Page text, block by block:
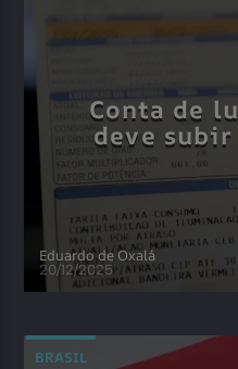
Conta de
deve subir
Eduardo de Oxalá
20/12/2025
BRASIL